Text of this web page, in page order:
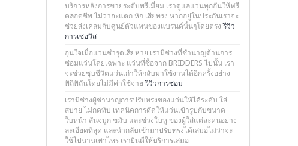
บริการหลังการขายระดับพรีเมี่ยม เราดูแลแว่นทุกอันให้ฟรี
ตลอดชีพ ไม่ว่าจะแตก หัก เสียทรง หากอยู่ในประกันเราจะ
ช่วยส่งเคลมกับศูนย์ตัวแทนของแบรนด์นั้นๆโดยตรงรีวิว
การเซอวิส
อุ่นใจเมื่อแว่นชำรุดเสียหาย เรามีช่างที่ชำนาญด้านการ
ซ่อมแว่นโดยเฉพาะ แว่นที่ซื้อจาก BRIDDERS ไปนั้น เรา
จะช่วยชุบชีวิตแว่นเก่าให้กลับมาใช้งานได้อีกครั้งอย่าง
พิถีพิถันโดยไม่มีค่าใช้จ่ายรีวิวการซ่อม
เรามีช่างผู้ชำนาญการปรับทรงของแว่นให้ได้ระดับ ใส่
สบาย ไม่กดทับ เทคนิคการดัดให้แว่นเข้ารูปกับขนาด
ใบหน้า สันจมูก ขมับ และช่วงใบหู ของผู้ใส่แต่ละคนอย่าง
ละเอียดที่สุด และนำกลับเข้ามาปรับทรงได้เสมอไม่ว่าจะ
ใช้ไปนานเท่าไหร่ เรายินดีให้บริการเสมอ